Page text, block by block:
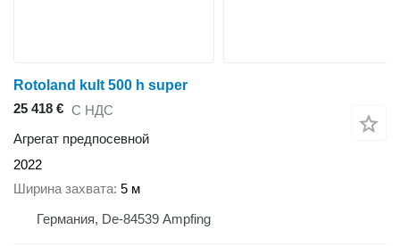
Rotoland kult 500 h super
25 418 € С НДС
Агрегат предпосевной
2022
Ширина захвата 5 м
Германия, De-84539 Ampfing